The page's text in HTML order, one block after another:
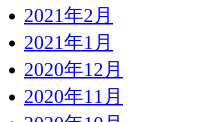
2021年2月
2021年1月
2020年12月
2020年11月